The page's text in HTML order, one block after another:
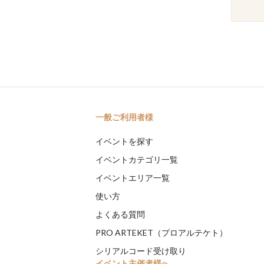
一般ご利用者様
イベントを探す
イベントカテゴリ一覧
イベントエリア一覧
使い方
よくある質問
PRO ARTEKET（プロアルテケト）
シリアルコード受け取り